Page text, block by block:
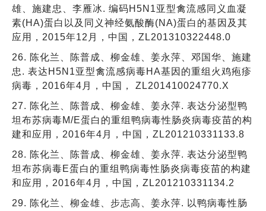
雄、施建忠、李雁冰. 编码H5N1亚型禽流感同义血凝
素(HA)蛋白以及同义神经氨酸酶(NA)蛋白的基因及其
应用，2015年12月，中国，ZL201310322448.0
26. 陈化兰、陈普成、柳金雄、姜永萍、邓国华、施建
忠. 表达H5N1亚型禽流感病毒HA基因的重组火鸡疱疹
病毒，2016年4月，中国， ZL201410024770.X
27. 陈化兰、陈普成、柳金雄、姜永萍. 表达分泌型鸭
坦布苏病毒M/E蛋白的重组鸭病毒性肠炎病毒疫苗的构
建和应用，2016年4月，中国，ZL201210331133.8
28. 陈化兰、陈普成、柳金雄、姜永萍. 表达分泌型鸭
坦布苏病毒E蛋白的重组鸭病毒性肠炎病毒疫苗的构建
和应用，2016年4月，中国，ZL201210331134.2
29. 陈化兰、柳金雄、步志高、姜永萍. 以鸭病毒性肠